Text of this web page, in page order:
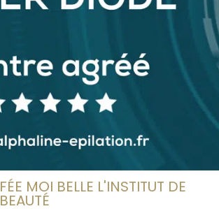
FÉE MOI BELLE L'INSTITUT DE
BEAUTÉ